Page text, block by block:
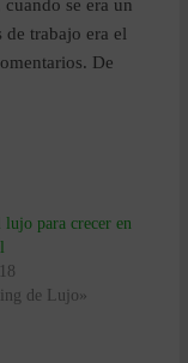
se era un
de trabajo era el
De
lujo para crecer en
de Lujo»